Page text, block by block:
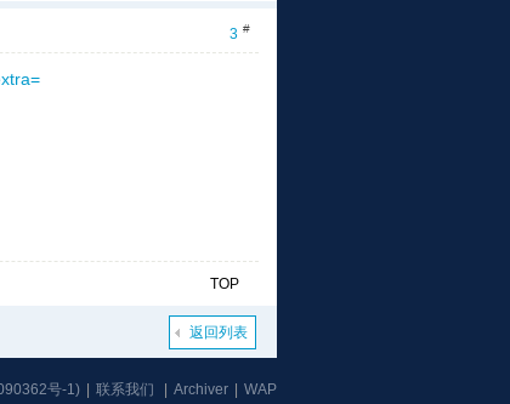
3 #
TOP
返回列表
号-1) 联系我们 Archiver WAP